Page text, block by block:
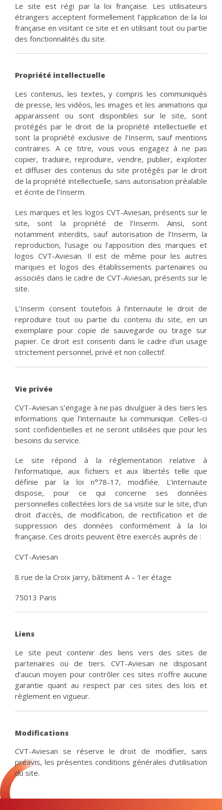
Le site est régi par la loi française. Les utilisateurs
étrangers acceptent formellement l’application de la loi
française en visitant ce site et en utilisant tout ou partie
des fonctionnalités du site.
Propriété intellectuelle
Les contenus, les textes, y compris les communiqués
de presse, les vidéos, les images et les animations qui
apparaissent ou sont disponibles sur le site, sont
protégés par le droit de la propriété intellectuelle et
sont la propriété exclusive de l’Inserm, sauf mentions
contraires. A ce titre, vous vous engagez à ne pas
copier, traduire, reproduire, vendre, publier, exploiter
et diffuser des contenus du site protégés par le droit
de la propriété intellectuelle, sans autorisation préalable
et écrite de l’Inserm.
Les marques et les logos CVT-Aviesan, présents sur le
site, sont la propriété de l’Inserm. Ainsi, sont
notamment interdits, sauf autorisation de l’Inserm, la
reproduction, l’usage ou l’apposition des marques et
logos CVT-Aviesan. Il est de même pour les autres
marques et logos des établissements partenaires ou
associés dans le cadre de CVT-Aviesan, présents sur le
site.
L’Inserm consent toutefois à l’internaute le droit de
reproduire tout ou partie du contenu du site, en un
exemplaire pour copie de sauvegarde ou tirage sur
papier. Ce droit est consenti dans le cadre d’un usage
strictement personnel, privé et non collectif.
Vie privée
CVT-Aviesan s’engage à ne pas divulguer à des tiers les
informations que l’internaute lui communique. Celles-ci
sont confidentielles et ne seront utilisées que pour les
besoins du service.
Le site répond à la réglementation relative à
l’informatique, aux fichiers et aux libertés telle que
définie par la loi n°78-17, modifiée. L’internaute
dispose, pour ce qui concerne ses données
personnelles collectées lors de sa visite sur le site, d’un
droit d’accès, de modification, de rectification et de
suppression des données conformément à la loi
française. Ces droits peuvent être exercés auprès de :
CVT-Aviesan
8 rue de la Croix Jarry, bâtiment A – 1er étage
75013 Paris
Liens
Le site peut contenir des liens vers des sites de
partenaires ou de tiers. CVT-Aviesan ne disposant
d’aucun moyen pour contrôler ces sites n’offre aucune
garantie quant au respect par ces sites des lois et
règlement en vigueur.
Modifications
CVT-Aviesan se réserve le droit de modifier, sans
préavis, les présentes conditions générales d’utilisation
du site.